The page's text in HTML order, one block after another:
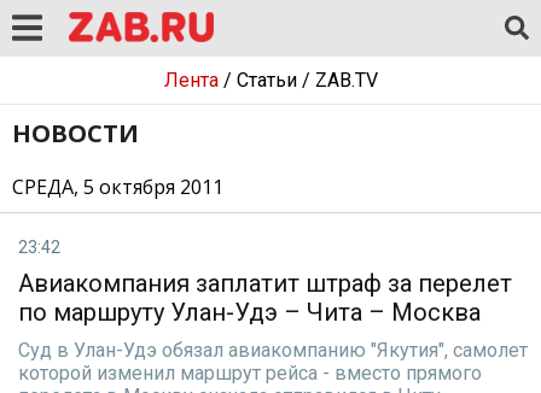
Лента/ Статьи/ ZAB.TV
НОВОСТИ
СРЕДА, 5 октября 2011
23:42
Авиакомпания заплатит штраф за перелет
по маршруту Улан-Удэ – Чита – Москва
Суд в Улан-Удэ обязал авиакомпанию "Якутия", самолет
которой изменил маршрут рейса - вместо прямого